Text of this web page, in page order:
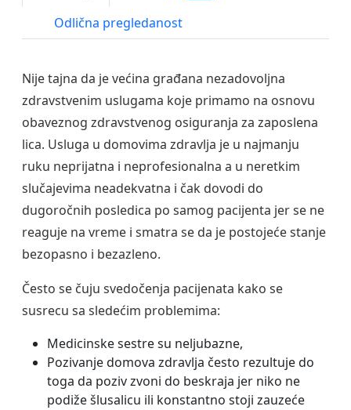
Odlična pregledanost
Nije tajna da je većina građana nezadovoljna
zdravstvenim uslugama koje primamo na osnovu
obaveznog zdravstvenog osiguranja za zaposlena
lica. Usluga u domovima zdravlja je u najmanju
ruku neprijatna i neprofesionalna a u neretkim
slučajevima neadekvatna i čak dovodi do
dugoročnih posledica po samog pacijenta jer se ne
reaguje na vreme i smatra se da je postojeće stanje
bezopasno i bezazleno.
Često se čuju svedočenja pacijenata kako se
susrecu sa sledećim problemima:
Medicinske sestre su neljubazne,
Pozivanje domova zdravlja često rezultuje do
toga da poziv zvoni do beskraja jer niko ne
podiže šlusalicu ili konstantno stoji zauzeće